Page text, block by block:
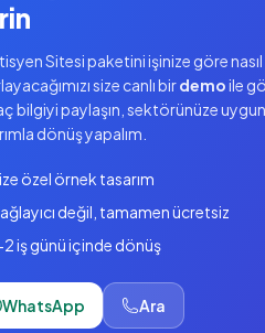
Sitesi paketini işinize göre nasıl
size canlı birdemoile
bilgiyi paylaşın, sektörünüze
dönüş yapalım.
özel örnek tasarım
değil, tamamen ücretsiz
2 iş günü içinde dönüş
WhatsApp Ara